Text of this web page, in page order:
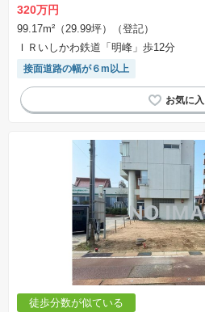
320万円
99.17m²（29.99坪）（登記）
ＩＲいしかわ鉄道「明峰」歩12分
接面道路の幅が６m以上
徒歩分数が似ている